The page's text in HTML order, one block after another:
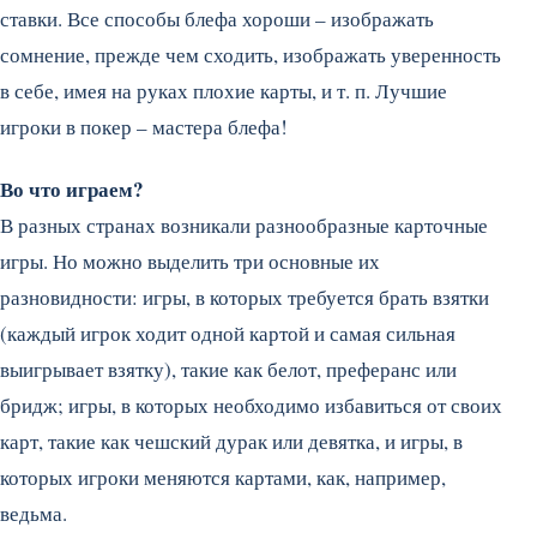
ставки. Все способы блефа хороши – изображать
сомнение, прежде чем сходить, изображать уверенность
в себе, имея на руках плохие карты, и т. п. Лучшие
игроки в покер – мастера блефа!
Во что играем?
В разных странах возникали разнообразные карточные
игры. Но можно выделить три основные их
разновидности: игры, в которых требуется брать взятки
(каждый игрок ходит одной картой и самая сильная
выигрывает взятку), такие как белот, преферанс или
бридж; игры, в которых необходимо избавиться от своих
карт, такие как чешский дурак или девятка, и игры, в
которых игроки меняются картами, как, например,
ведьма.